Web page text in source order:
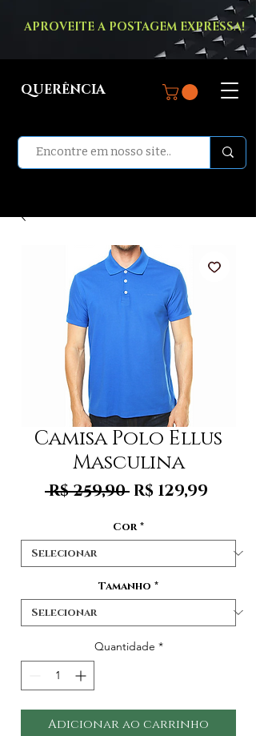
APROVEITE A POSTAGEM EXPRESSA!
QUERÊNCIA
Camisa Polo Ellus
Masculina
R$ 259,90 Preço
R$ 129,99
Cor *
Tamanho *
Quantidade *
Adicionar ao carrinho